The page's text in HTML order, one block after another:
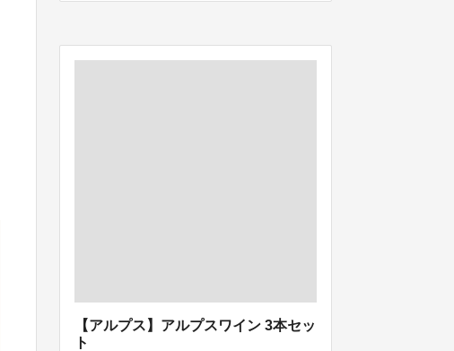
【アルプス】アルプスワイン 3本セッ
ト